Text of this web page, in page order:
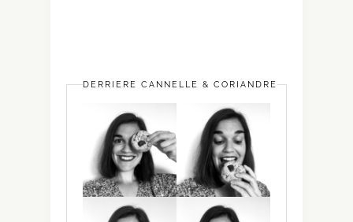
DERRIÈRE CANNELLE & CORIANDRE